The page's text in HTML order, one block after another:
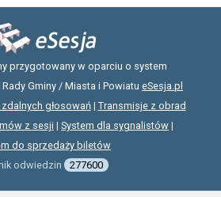
przygotowany w oparciu o system
Gminy / Miasta i Powiatu eSesja.pl
głosowań| Transmisje z obrad
z sesji | System dla sygnalistów |
do sprzedaży biletów
odwiedzin
277600